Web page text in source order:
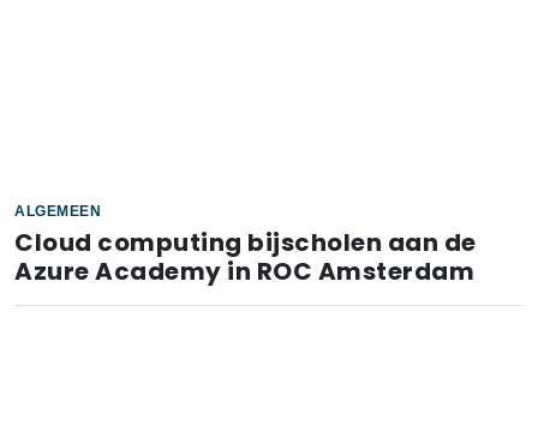
ALGEMEEN
Cloud computing bijscholen aan de
Azure Academy in ROC Amsterdam